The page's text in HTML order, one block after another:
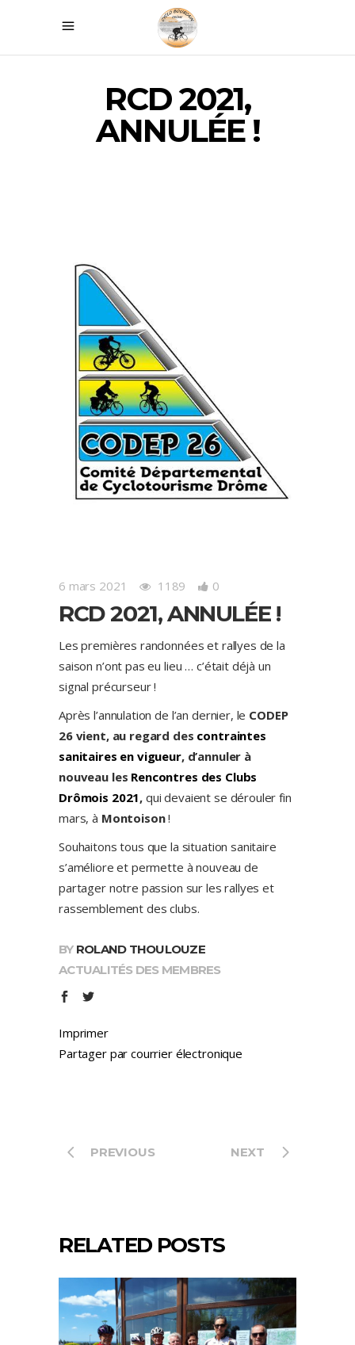
RCD 2021,
ANNULÉE !
6 mars 2021 1189 0
RCD 2021, ANNULÉE !
Les premières randonnées et rallyes de la
saison n’ont pas eu lieu … c’était déjà un
signal précurseur !
Après l’annulation de l’an dernier, le CODEP
26 vient, au regard des contraintes
sanitaires en vigueur, d’annuler à
nouveau les Rencontres des Clubs
Drômois 2021, qui devaient se dérouler fin
mars, à Montoison!
Souhaitons tous que la situation sanitaire
s’améliore et permette à nouveau de
partager notre passion sur les rallyes et
rassemblement des clubs.
BY ROLAND THOULOUZE
ACTUALITÉS DES MEMBRES
Imprimer
Partager par courrier électronique
PREVIOUS NEXT
RELATED POSTS